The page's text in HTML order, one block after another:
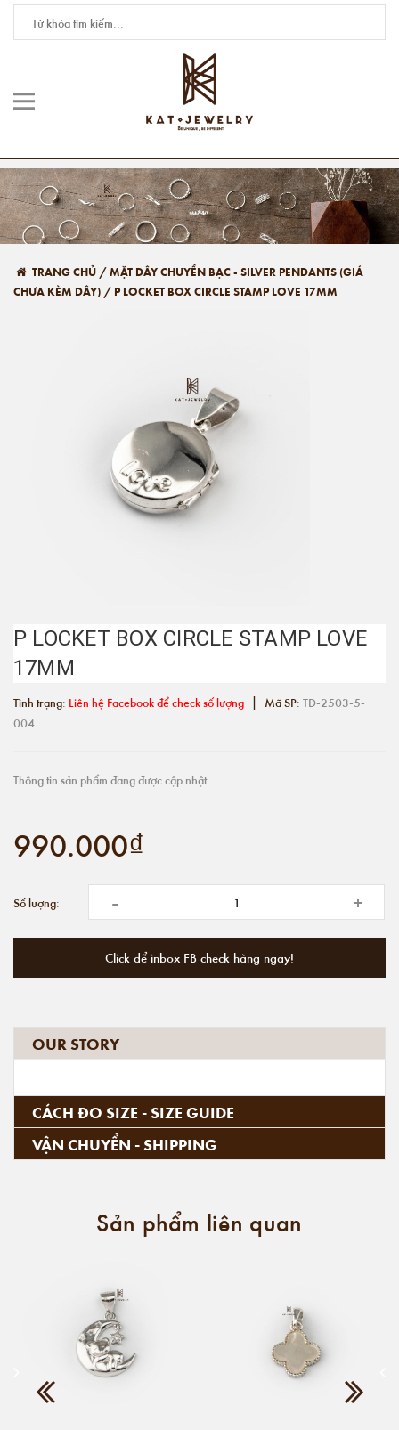
TRANG CHỦ /MẶT DÂY CHUYỀN BẠC - SILVER PENDANTS (GIÁ
CHƯA KÈM DÂY) / P LOCKET BOX CIRCLE STAMP LOVE 17MM
P LOCKET BOX CIRCLE STAMP LOVE
17MM
Tình trạng: Liên hệ Facebook để check số lượng | Mã SP: TD-2503-5-
004
Thông tin sản phẩm đang được cập nhật.
990.000₫
Số lượng: - +
Click để inbox FB check hàng ngay!
OUR STORY
CÁCH ĐO SIZE - SIZE GUIDE
VẬN CHUYỂN - SHIPPING
Sản phẩm liên quan